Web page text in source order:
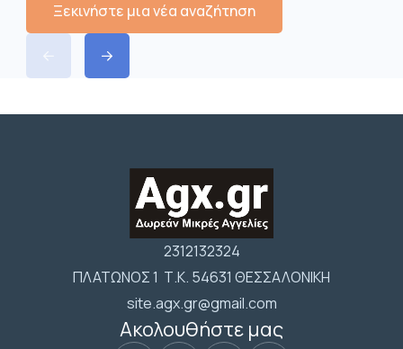
Ξεκινήστε μια νέα αναζήτηση
2312132324
ΠΛΑΤΩΝΟΣ 1 Τ.Κ. 54631 ΘΕΣΣΑΛΟΝΙΚΗ
site.agx.gr@gmail.com
Ακολουθήστε μας